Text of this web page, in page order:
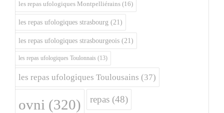
les repas ufologiques Montpelliérains (16)
les repas ufologiques strasbourg (21)
les repas ufologiques strasbourgeois (21)
les repas ufologiques Toulonnais (13)
les repas ufologiques Toulousains (37)
ovni (320) repas (48)